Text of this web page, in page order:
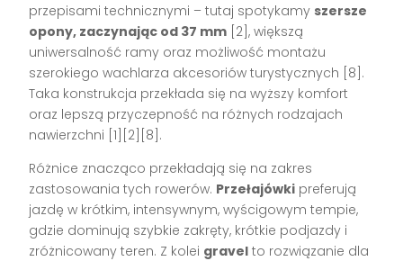
przepisami technicznymi – tutaj spotykamy szersze
opony, zaczynając od 37 mm [2], większą
uniwersalność ramy oraz możliwość montażu
szerokiego wachlarza akcesoriów turystycznych [8].
Taka konstrukcja przekłada się na wyższy komfort
oraz lepszą przyczepność na różnych rodzajach
nawierzchni [1][2][8].
Różnice znacząco przekładają się na zakres
zastosowania tych rowerów. Przełajówki preferują
jazdę w krótkim, intensywnym, wyścigowym tempie,
gdzie dominują szybkie zakręty, krótkie podjazdy i
zróżnicowany teren. Z kolei gravel to rozwiązanie dla